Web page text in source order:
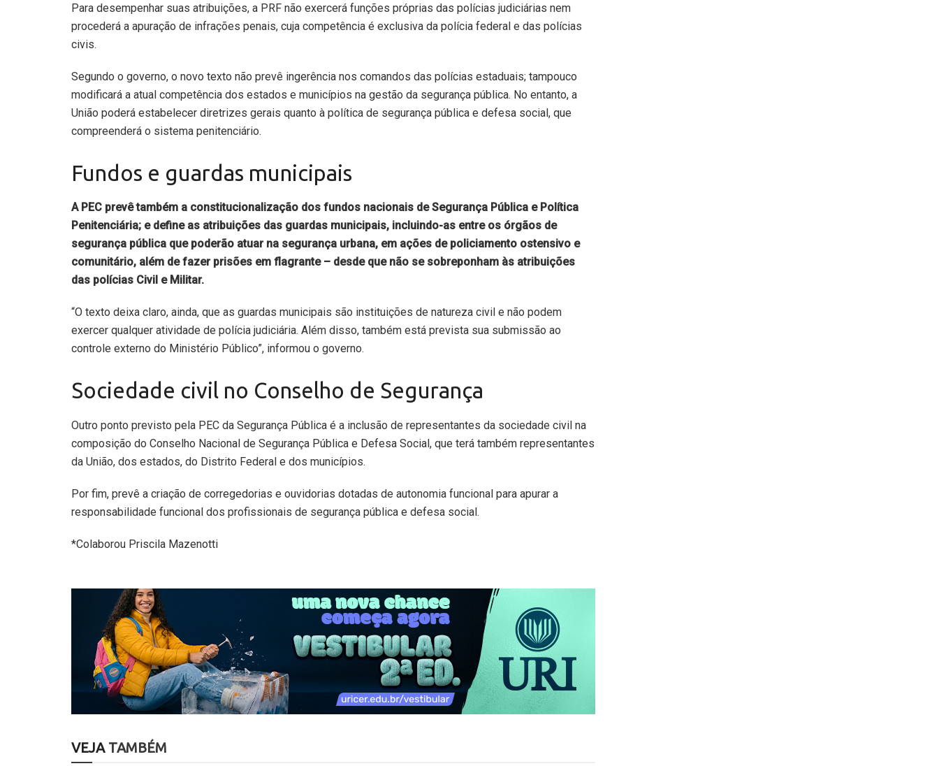
Para desempenhar suas atribuições, a PRF não exercerá funções próprias das polícias judiciárias nem
procederá a apuração de infrações penais, cuja competência é exclusiva da polícia federal e das polícias
civis.
Segundo o governo, o novo texto não prevê ingerência nos comandos das polícias estaduais; tampouco
modificará a atual competência dos estados e municípios na gestão da segurança pública. No entanto, a
União poderá estabelecer diretrizes gerais quanto à política de segurança pública e defesa social, que
compreenderá o sistema penitenciário.
Fundos e guardas municipais
A PEC prevê também a constitucionalização dos fundos nacionais de Segurança Pública e Política
Penitenciária; e define as atribuições das guardas municipais, incluindo-as entre os órgãos de
segurança pública que poderão atuar na segurança urbana, em ações de policiamento ostensivo e
comunitário, além de fazer prisões em flagrante – desde que não se sobreponham às atribuições
das polícias Civil e Militar.
“O texto deixa claro, ainda, que as guardas municipais são instituições de natureza civil e não podem
exercer qualquer atividade de polícia judiciária. Além disso, também está prevista sua submissão ao
controle externo do Ministério Público”, informou o governo.
Sociedade civil no Conselho de Segurança
Outro ponto previsto pela PEC da Segurança Pública é a inclusão de representantes da sociedade civil na
composição do Conselho Nacional de Segurança Pública e Defesa Social, que terá também representantes
da União, dos estados, do Distrito Federal e dos municípios.
Por fim, prevê a criação de corregedorias e ouvidorias dotadas de autonomia funcional para apurar a
responsabilidade funcional dos profissionais de segurança pública e defesa social.
*Colaborou Priscila Mazenotti
VEJATAMBÉM